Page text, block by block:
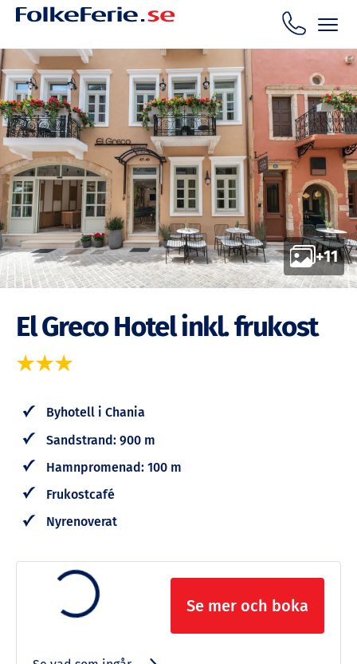
+11
El Greco Hotel inkl. frukost
Byhotell i Chania
Sandstrand: 900 m
Hamnpromenad: 100 m
Frukostcafé
Nyrenoverat
Se mer och boka